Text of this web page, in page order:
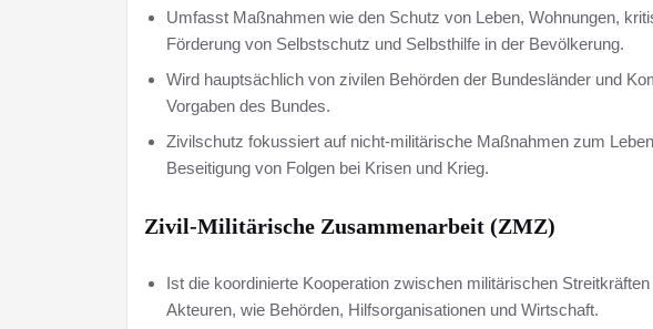
Umfasst Maßnahmen wie den Schutz von Leben, Wohnungen,
Förderung von Selbstschutz und Selbsthilfe in der Bevölkerung.
Wird hauptsächlich von zivilen Behörden der Bundesländer und
Vorgaben des Bundes.
Zivilschutz fokussiert auf nicht-militärische Maßnahmen zum
Beseitigung von Folgen bei Krisen und Krieg.​
Zivil-Militärische Zusammenarbeit (ZMZ)
Ist die koordinierte Kooperation zwischen militärischen
Akteuren, wie Behörden, Hilfsorganisationen und Wirtschaft.